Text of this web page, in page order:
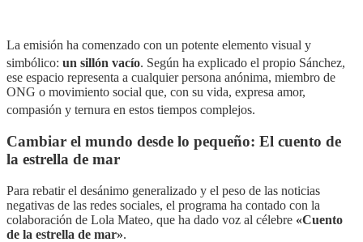
La emisión ha comenzado con un potente elemento visual y
simbólico: un sillón vacío. Según ha explicado el propio Sánchez,
ese espacio representa a cualquier persona anónima, miembro de
ONG o movimiento social que, con su vida, expresa amor,
compasión y ternura en estos tiempos complejos.
Cambiar el mundo desde lo pequeño: El cuento de
la estrella de mar
Para rebatir el desánimo generalizado y el peso de las noticias
negativas de las redes sociales, el programa ha contado con la
colaboración de Lola Mateo, que ha dado voz al célebre «Cuento
de la estrella de mar».